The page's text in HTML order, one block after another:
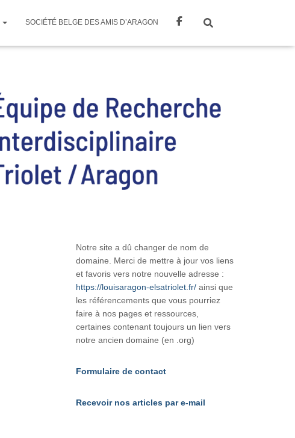
SOCIÉTÉ BELGE DES AMIS D’ARAGON
Notre site a dû changer de nom de
domaine. Merci de mettre à jour vos liens
et favoris vers notre nouvelle adresse :
https://louisaragon-elsatriolet.fr/ainsi que
les référencements que vous pourriez
faire à nos pages et ressources,
certaines contenant toujours un lien vers
notre ancien domaine (en .org)
Formulaire de contact
Recevoir nos articles par e-mail